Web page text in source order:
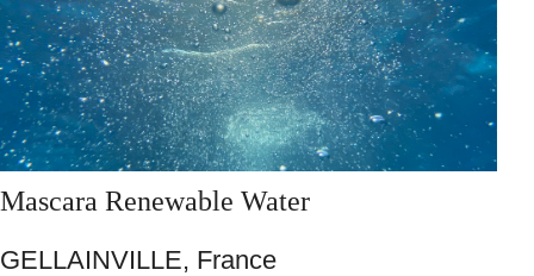
Mascara Renewable Water
GELLAINVILLE, France